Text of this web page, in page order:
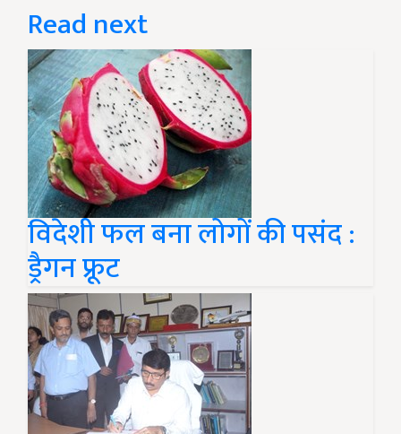
Read next
विदेशी फल बना लोगों की पसंद :
ड्रैगन फ्रूट